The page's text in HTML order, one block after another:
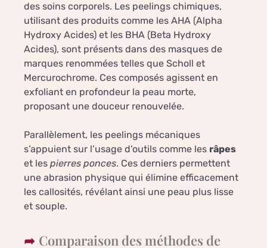
des soins corporels. Les peelings chimiques,
utilisant des produits comme les AHA (Alpha
Hydroxy Acides) et les BHA (Beta Hydroxy
Acides), sont présents dans des masques de
marques renommées telles que Scholl et
Mercurochrome. Ces composés agissent en
exfoliant en profondeur la peau morte,
proposant une douceur renouvelée.
Parallèlement, les peelings mécaniques
s’appuient sur l’usage d’outils comme les râpes
et les pierres ponces. Ces derniers permettent
une abrasion physique qui élimine efficacement
les callosités, révélant ainsi une peau plus lisse
et souple.
Comparaison des méthodes de